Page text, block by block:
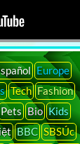
Europe
Tech Fashion
Pets Bio Kids
BBC SBSÚc